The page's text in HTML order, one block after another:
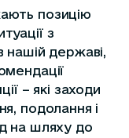
позицію
з
нашій державі,
– які заходи
подолання і
на шляху до